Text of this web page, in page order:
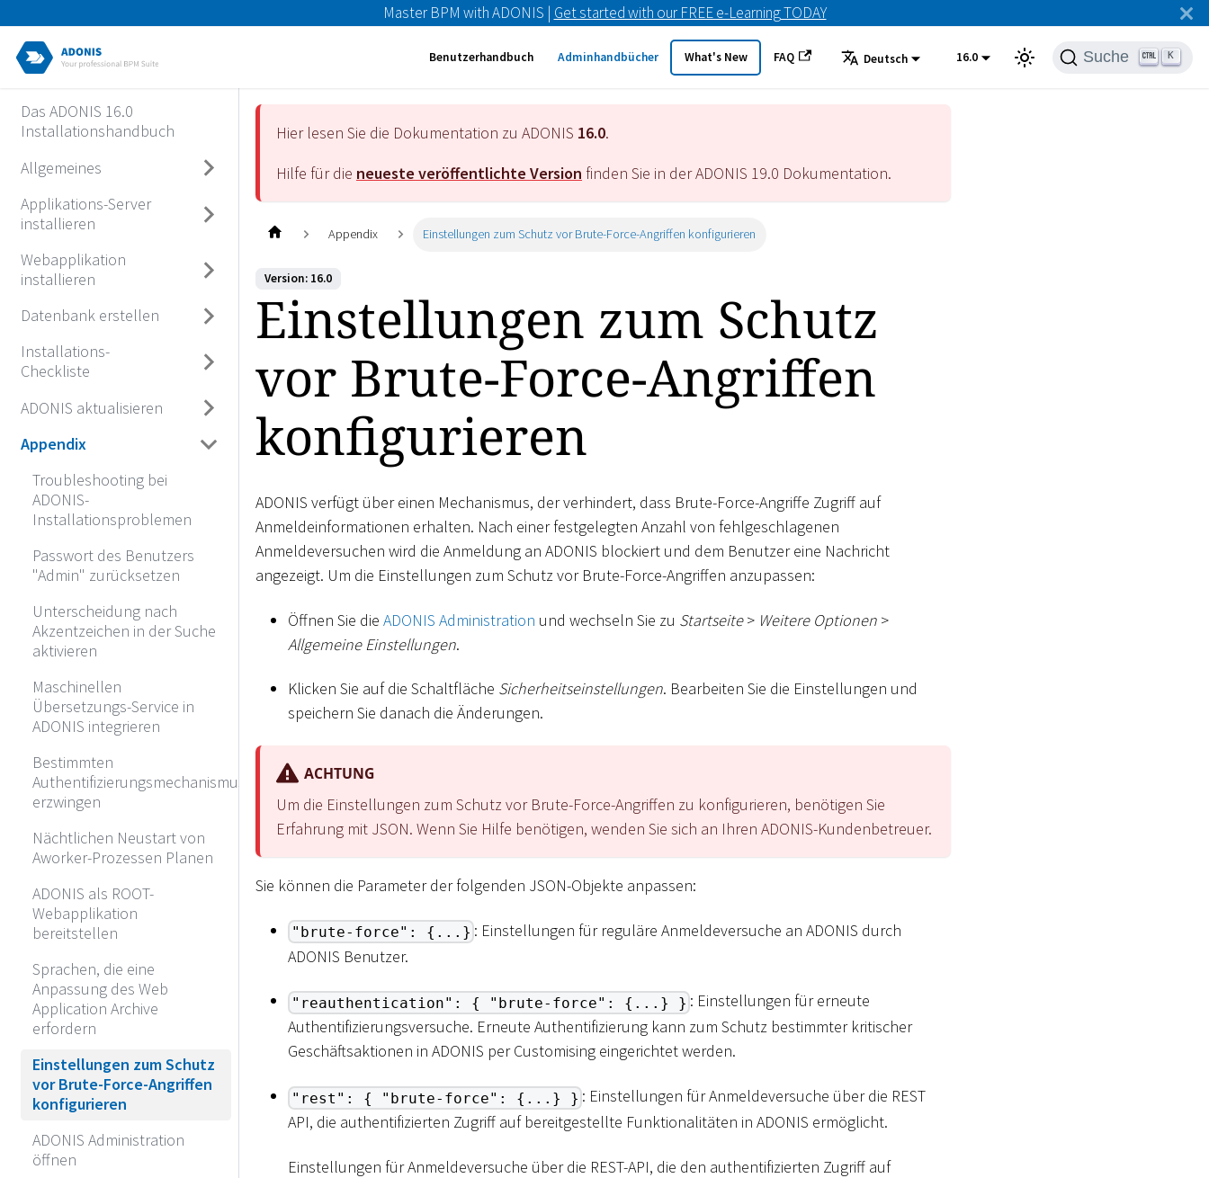
Master BPM with ADONIS | Get started with our FREE e-Learning TODAY
Benutzerhandbuch Adminhandbücher What's New FAQ Deutsch 16.0 Suche K
Das ADONIS 16.0
Installationshandbuch
Allgemeines
Applikations-Server
installieren
Webapplikation
installieren
Datenbank erstellen
Installations-
Checkliste
ADONIS aktualisieren
Appendix
Troubleshooting bei
ADONIS-
Installationsproblemen
Passwort des Benutzers
"Admin" zurücksetzen
Unterscheidung nach
Akzentzeichen in der Suche
aktivieren
Maschinellen
Übersetzungs-Service in
ADONIS integrieren
Bestimmten
Authentifizierungsmechanismus
erzwingen
Nächtlichen Neustart von
Aworker-Prozessen Planen
ADONIS als ROOT-
Webapplikation
bereitstellen
Sprachen, die eine
Anpassung des Web
Application Archive
erfordern
Einstellungen zum Schutz
vor Brute-Force-Angriffen
konfigurieren
ADONIS Administration
öffnen
Hier lesen Sie die Dokumentation zu ADONIS 16.0.
Hilfe für die neueste veröffentlichte Version finden Sie in der ADONIS 19.0 Dokumentation.
Appendix Einstellungen zum Schutz vor Brute-Force-Angriffen konfigurieren
Version: 16.0
Einstellungen zum Schutz
vor Brute-Force-Angriffen
konfigurieren
ADONIS verfügt über einen Mechanismus, der verhindert, dass Brute-Force-Angriffe Zugriff auf
Anmeldeinformationen erhalten. Nach einer festgelegten Anzahl von fehlgeschlagenen
Anmeldeversuchen wird die Anmeldung an ADONIS blockiert und dem Benutzer eine Nachricht
angezeigt. Um die Einstellungen zum Schutz vor Brute-Force-Angriffen anzupassen:
Öffnen Sie die ADONIS Administration und wechseln Sie zu Startseite > Weitere Optionen >
Allgemeine Einstellungen.
Klicken Sie auf die Schaltfläche Sicherheitseinstellungen. Bearbeiten Sie die Einstellungen und
speichern Sie danach die Änderungen.
ACHTUNG
Um die Einstellungen zum Schutz vor Brute-Force-Angriffen zu konfigurieren, benötigen Sie
Erfahrung mit JSON. Wenn Sie Hilfe benötigen, wenden Sie sich an Ihren ADONIS-Kundenbetreuer.
Sie können die Parameter der folgenden JSON-Objekte anpassen:
"brute-force": {...} : Einstellungen für reguläre Anmeldeversuche an ADONIS durch
ADONIS Benutzer.
"reauthentication": { "brute-force": {...} } : Einstellungen für erneute
Authentifizierungsversuche. Erneute Authentifizierung kann zum Schutz bestimmter kritischer
Geschäftsaktionen in ADONIS per Customising eingerichtet werden.
"rest": { "brute-force": {...} } : Einstellungen für Anmeldeversuche über die REST
API, die authentifizierten Zugriff auf bereitgestellte Funktionalitäten in ADONIS ermöglicht.
Einstellungen für Anmeldeversuche über die REST-API, die den authentifizierten Zugriff auf